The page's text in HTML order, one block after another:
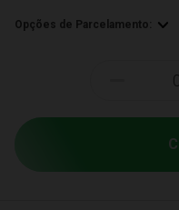
Opções de Parcelamento: